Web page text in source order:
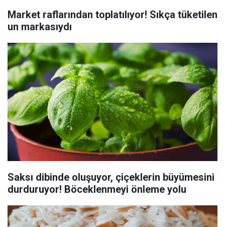
Market raflarından toplatılıyor! Sıkça tüketilen
un markasıydı
Saksı dibinde oluşuyor, çiçeklerin büyümesini
durduruyor! Böceklenmeyi önleme yolu